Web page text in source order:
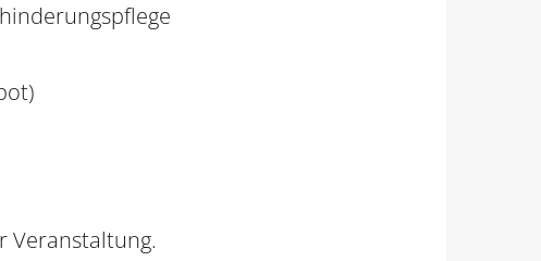
Veranstaltung.